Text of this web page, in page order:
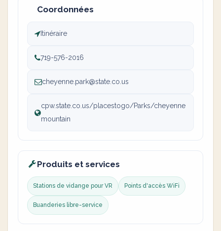
Coordonnées
Itinéraire
719-576-2016
cheyenne.park@state.co.us
cpw.state.co.us/placestogo/Parks/cheyenne
mountain
Produits et services
Stations de vidange pour VR Points d'accès WiFi
Buanderies libre-service